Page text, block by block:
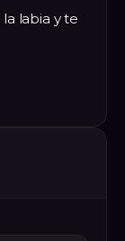
labia y te